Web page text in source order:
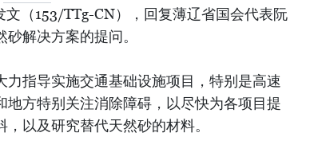
（153/TTg-CN），回复薄辽省国会代表阮
解决方案的提问。
指导实施交通基础设施项目，特别是高速
方特别关注消除障碍，以尽快为各项目提
以及研究替代天然砂的材料。